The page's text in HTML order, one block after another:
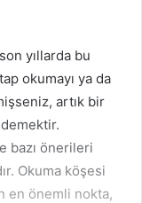
yıllarda bu
okumayı ya da
artık bir
bazı önerileri
Okuma köşesi
en önemli nokta,